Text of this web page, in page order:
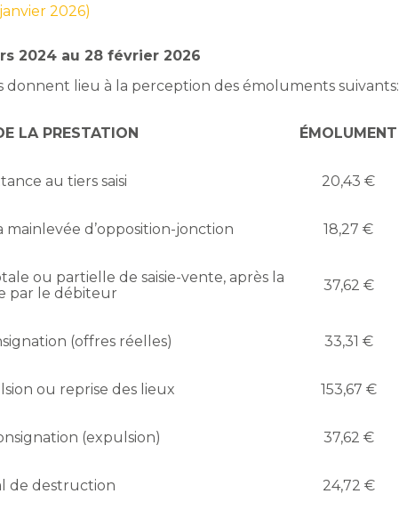
2026)
2024 au 28 février 2026
donnent lieu à la perception des émoluments suivants:
LA PRESTATION ÉMOLUMENT
au tiers saisi 20,43 €
mainlevée d’opposition-jonction 18,27 €
ou partielle de saisie-vente, après la
par le débiteur
37,62 €
(offres réelles) 33,31 €
ou reprise des lieux 153,67 €
(expulsion) 37,62 €
de destruction 24,72 €